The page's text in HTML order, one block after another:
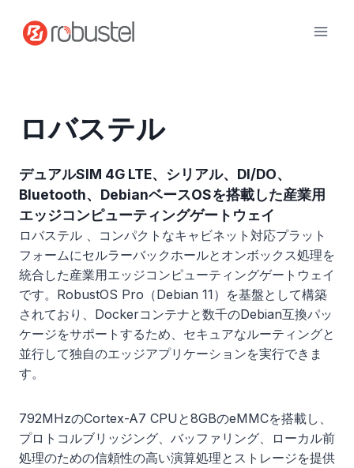
ロバステル
デュアルSIM 4G LTE、シリアル、DI/DO、
Bluetooth、DebianベースOSを搭載した産業用
エッジコンピューティングゲートウェイ
ロバステル 、コンパクトなキャビネット対応プラット
フォームにセルラーバックホールとオンボックス処理を
統合した産業用エッジコンピューティングゲートウェイ
です。RobustOS Pro（Debian 11）を基盤として構築
されており、Dockerコンテナと数千のDebian互換パッ
ケージをサポートするため、セキュアなルーティングと
並行して独自のエッジアプリケーションを実行できま
す。
792MHzのCortex-A7 CPUと8GBのeMMCを搭載し、
プロトコルブリッジング、バッファリング、ローカル前
処理のための信頼性の高い演算処理とストレージを提供